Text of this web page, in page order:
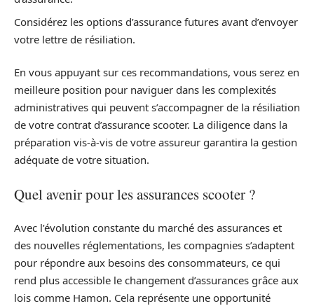
Considérez les options d’assurance futures avant d’envoyer
votre lettre de résiliation.
En vous appuyant sur ces recommandations, vous serez en
meilleure position pour naviguer dans les complexités
administratives qui peuvent s’accompagner de la résiliation
de votre contrat d’assurance scooter. La diligence dans la
préparation vis-à-vis de votre assureur garantira la gestion
adéquate de votre situation.
Quel avenir pour les assurances scooter ?
Avec l’évolution constante du marché des assurances et
des nouvelles réglementations, les compagnies s’adaptent
pour répondre aux besoins des consommateurs, ce qui
rend plus accessible le changement d’assurances grâce aux
lois comme Hamon. Cela représente une opportunité